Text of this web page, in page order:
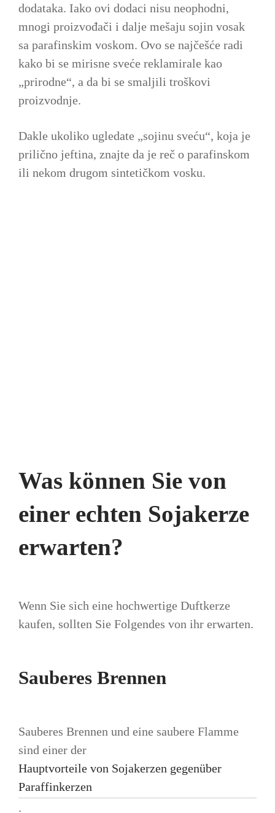
dodataka. Iako ovi dodaci nisu neophodni,
mnogi proizvođači i dalje mešaju sojin vosak
sa parafinskim voskom. Ovo se najčešće radi
kako bi se mirisne sveće reklamirale kao
„prirodne“, a da bi se smaljili troškovi
proizvodnje.
Dakle ukoliko ugledate „sojinu sveću“, koja je
prilično jeftina, znajte da je reč o parafinskom
ili nekom drugom sintetičkom vosku.
Was können Sie von
einer echten Sojakerze
erwarten?
Wenn Sie sich eine hochwertige Duftkerze
kaufen, sollten Sie Folgendes von ihr erwarten.
Sauberes Brennen
Sauberes Brennen und eine saubere Flamme
sind einer der
Hauptvorteile von Sojakerzen gegenüber
Paraffinkerzen
.